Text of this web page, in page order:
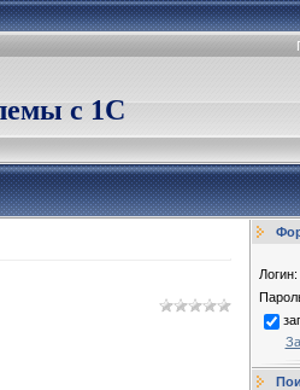
с 1С
Логин: